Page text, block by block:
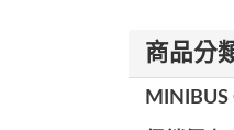
商品分
MINIBUS